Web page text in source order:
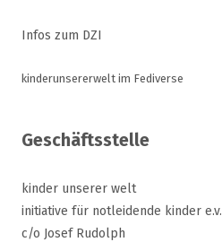
Infos zum DZI
kinderunsererwelt im Fediverse
Geschäftsstelle
kinder unserer welt
initiative für notleidende kinder e.v.
c/o Josef Rudolph